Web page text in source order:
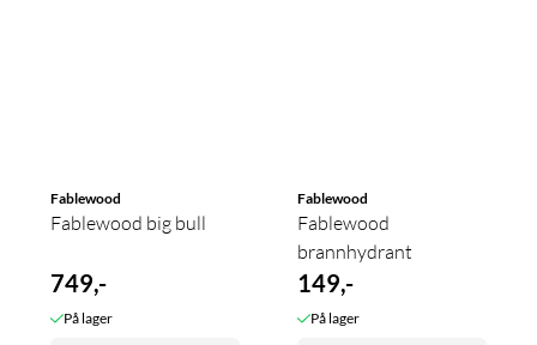
Fablewood
Fablewood big bull
749,-
På lager
Fablewood
Fablewood
brannhydrant
149,-
På lager